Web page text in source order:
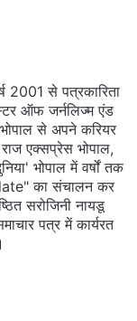
2001 से पत्रकारिता
ऑफ जर्नलिज्म एंड
से अपने करियर
एक्सप्रेस भोपाल,
भोपाल में वर्षों तक
का संचालन कर
सरोजिनी नायडू
पत्र में कार्यरत